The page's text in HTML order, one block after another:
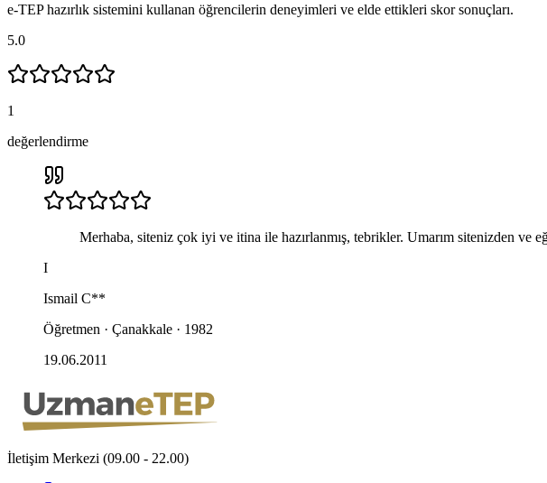
e-TEPhazırlık sistemini kullanan öğrencilerin deneyimleri ve elde ettikleri skor sonuçları.
5.0
1
değerlendirme
Merhaba, siteniz çok iyi ve itina ile hazırlanmış, tebrikler. Umarım sitenizden ve
I
Ismail C**
Öğretmen · Çanakkale · 1982
19.06.2011
İletişim Merkezi (09.00 - 22.00)